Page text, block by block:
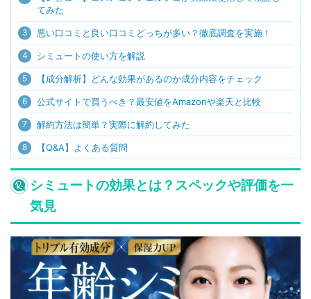
てみた
3 悪い口コミと良い口コミどっちが多い？徹底調査を実施！
4 シミュートの使い方を解説
5 【成分解析】どんな効果があるのか成分内容をチェック
6 公式サイトで買うべき？最安値をAmazonや楽天と比較
7 解約方法は簡単？実際に解約してみた
8 【Q&A】よくある質問
シミュートの効果とは？スペックや評価を一
気見